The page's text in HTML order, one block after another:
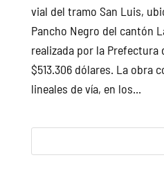
vial del tramo San Luis,
Pancho Negro del cantón
realizada por la Prefectura
$513.306 dólares. La obra
lineales de vía, en los...